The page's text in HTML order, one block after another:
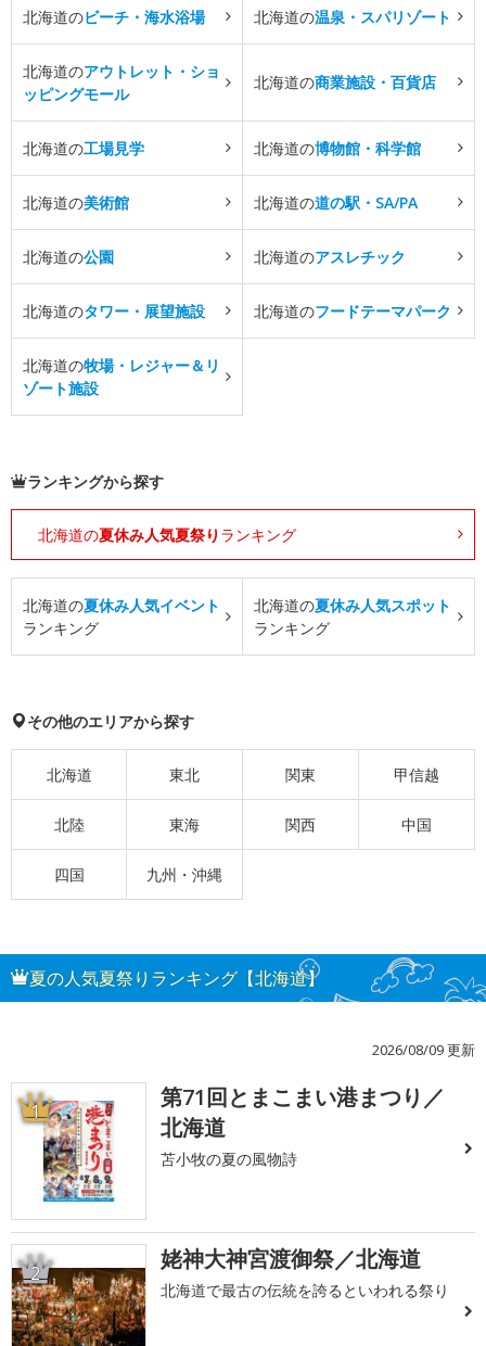
北海道のビーチ・海水浴場 北海道の温泉・スパリゾート
北海道のアウトレット・ショ
ッピングモール
北海道の商業施設・百貨店
北海道の工場見学 北海道の博物館・科学館
北海道の美術館 北海道の道の駅・SA/PA
北海道の公園 北海道のアスレチック
北海道のタワー・展望施設 北海道のフードテーマパーク
北海道の牧場・レジャー＆リ
ゾート施設
ランキングから探す
北海道の夏休み人気夏祭り ランキング
北海道の夏休み人気イベント
ランキング
北海道の夏休み人気スポット
ランキング
その他のエリアから探す
北海道 東北 関東 甲信越
北陸 東海 関西 中国
四国 九州・沖縄
夏の人気夏祭りランキング【北海道】
2026/08/09 更新
1
第71回とまこまい港まつり／
北海道
苫小牧の夏の風物詩
2 姥神大神宮渡御祭／北海道
北海道で最古の伝統を誇るといわれる祭り